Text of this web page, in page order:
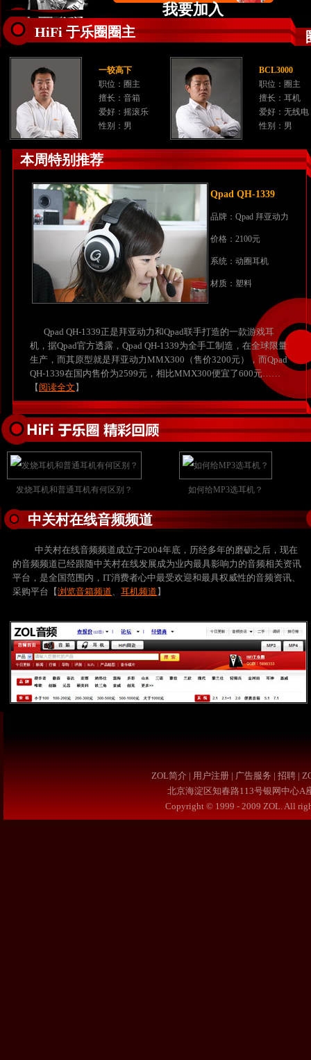
我要加入
HiFi 于乐圈圈主
一较高下
职位：圈主
擅长：音箱
爱好：摇滚乐
性别：男
BCL3000
职位：圈主
擅长：耳机
爱好：无线电
性别：男
本周特别推荐
Qpad QH-1339
品牌： Qpad 拜亚动力
价格：2100元
系统：动圈耳机
材质：塑料
Qpad QH-1339正是拜亚动力和Qpad联手打造的一款游戏耳
机，据Qpad官方透露，Qpad QH-1339为全手工制造，在全球限量
生产，而其原型就是拜亚动力MMX300（售价3200元），而Qpad
QH-1339在国内售价为2599元，相比MMX300便宜了600元……
【 阅读全文 】
发烧耳机和普通耳机有何区别？ 如何给MP3选耳机？
中关村在线音频频道
中关村在线音频频道成立于2004年底，历经多年的磨砺之后，现在
的音频频道已经跟随中关村在线发展成为业内最具影响力的音频相关资讯
平台，是全国范围内，IT消费者心中最受欢迎和最具权威性的音频资讯、
采购平台【浏览音箱频道、耳机频道 】
ZOL简介 | 用户注册 | 广告服务 | 招聘 |
北京海淀区知春路113号银网中心A
Copyright © 1999 - 2009 ZOL. All